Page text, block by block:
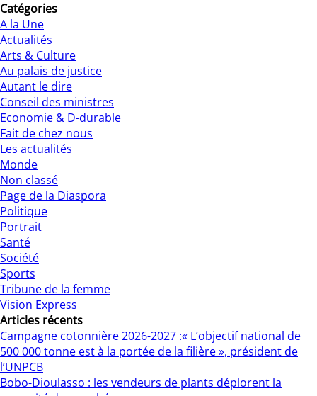
Catégories
A la Une
Actualités
Arts & Culture
Au palais de justice
Autant le dire
Conseil des ministres
Economie & D-durable
Fait de chez nous
Les actualités
Monde
Non classé
Page de la Diaspora
Politique
Portrait
Santé
Société
Sports
Tribune de la femme
Vision Express
Articles récents
Campagne cotonnière 2026-2027 :« L’objectif national de
500 000 tonne est à la portée de la filière », président de
l’UNPCB
Bobo-Dioulasso : les vendeurs de plants déplorent la